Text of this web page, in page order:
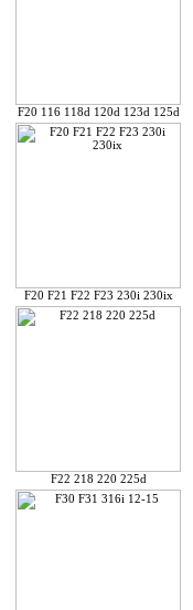
F20 116 118d 120d 123d 125d
F20 F21 F22 F23 230i 230ix
F22 218 220 225d